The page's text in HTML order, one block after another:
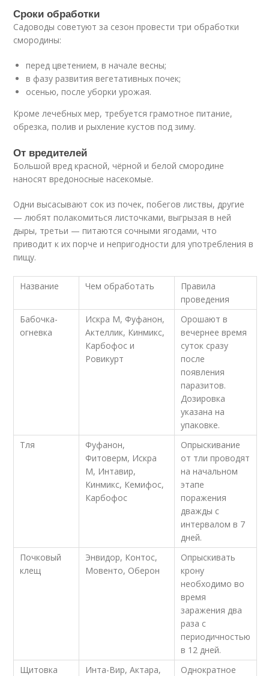
Сроки обработки
Садоводы советуют за сезон провести три обработки
смородины:
перед цветением, в начале весны;
в фазу развития вегетативных почек;
осенью, после уборки урожая.
Кроме лечебных мер, требуется грамотное питание,
обрезка, полив и рыхление кустов под зиму.
От вредителей
Большой вред красной, чёрной и белой смородине
наносят вредоносные насекомые.
Одни высасывают сок из почек, побегов листвы, другие
— любят полакомиться листочками, выгрызая в ней
дыры, третьи — питаются сочными ягодами, что
приводит к их порче и непригодности для употребления в
пищу.
Название Чем обработать
Правила
проведения
Бабочка-
огневка
Искра М, Фуфанон,
Актеллик, Кинмикс,
Карбофос и
Ровикурт
Орошают в
вечернее время
суток сразу
после
появления
паразитов.
Дозировка
указана на
упаковке.
Тля
Фуфанон,
Фитоверм, Искра
М, Интавир,
Кинмикс, Кемифос,
Карбофос
Опрыскивание
от тли проводят
на начальном
этапе
поражения
дважды с
интервалом в 7
дней.
Почковый
клещ
Энвидор, Контос,
Мовенто, Оберон
Опрыскивать
крону
необходимо во
время
заражения два
раза с
периодичностью
в 12 дней.
Щитовка
Инта-Вир, Актара,
Однократное